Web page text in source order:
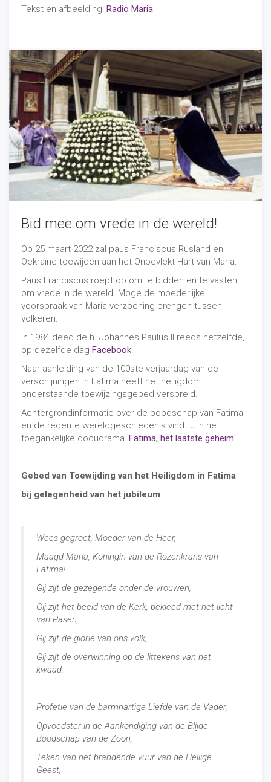
Tekst en afbeelding: Radio Maria
Nieuws- 05/10/2022
Bid mee om vrede in de wereld!
Op 25 maart 2022 zal paus Franciscus Rusland en
Oekraïne toewijden aan het Onbevlekt Hart van Maria.
Paus Franciscus roept op om te bidden en te vasten
om vrede in de wereld. Moge de moederlijke
voorspraak van Maria verzoening brengen tussen
volkeren.
In 1984 deed de h. Johannes Paulus II reeds hetzelfde,
op dezelfde dag Facebook.
Naar aanleiding van de 100ste verjaardag van de
verschijningen in Fatima heeft het heiligdom
onderstaande toewijzingsgebed verspreid.
Achtergrondinformatie over de boodschap van Fatima
en de recente wereldgeschiedenis vindt u in het
toegankelijke docudrama ‘Fatima, het laatste geheim’ .
Gebed van Toewijding van het Heiligdom in Fatima
bij gelegenheid van het jubileum
Wees gegroet, Moeder van de Heer,
Maagd Maria, Koningin van de Rozenkrans van
Fatima!
Gij zijt de gezegende onder de vrouwen,
Gij zijt het beeld van de Kerk, bekleed met het licht
van Pasen,
Gij zijt de glorie van ons volk,
Gij zijt de overwinning op de littekens van het
kwaad.
Profetie van de barmhartige Liefde van de Vader,
Opvoedster in de Aankondiging van de Blijde
Boodschap van de Zoon,
Teken van het brandende vuur van de Heilige
Geest,